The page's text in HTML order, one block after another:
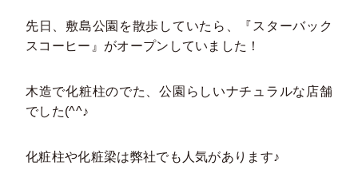
先日、敷島公園を散歩していたら、『スターバック
スコーヒー』がオープンしていました！
木造で化粧柱のでた、公園らしいナチュラルな店舗
でした(^^♪
化粧柱や化粧梁は弊社でも人気があります♪